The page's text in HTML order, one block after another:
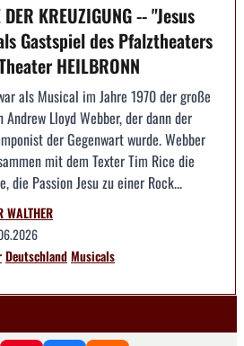
DER KREUZIGUNG -- "Jesus
Gastspiel des Pfalztheaters
HEILBRONN
als Musical im Jahre 1970 der große
Lloyd Webber, der dann der
der Gegenwart wurde. Webber
mit dem Texter Tim Rice die
die Passion Jesu zu einer Rock...
WALTHER
DeutschlandMusicals